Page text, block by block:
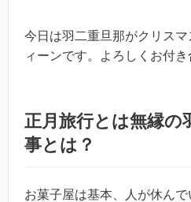
今日は羽二重旦那がクリス
ィーンです。よろしくお付き
正月旅行とは無縁の
事とは？
お菓子屋は基本、人が休んで